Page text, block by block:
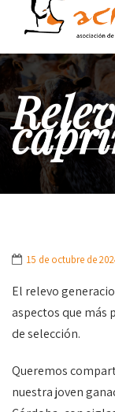
15 de octubre de
El relevo
aspectos que más
de selección.
Queremos
nuestra joven